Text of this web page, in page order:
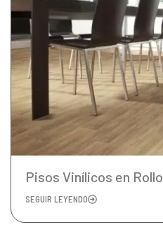
Pisos Vinílicos en Rollo
SEGUIR LEYENDO